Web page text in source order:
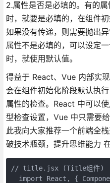
2.属性是否是必填的。有的
时，就要是必填的，在组件
如果没有传递，则需要抛出
属性不是必填的，可以设定
时，就使用默认值。
得益于 React、Vue 内部实
会在组件初始化阶段默认执
属性的检查。React 中可以
型检查设置，Vue 中只需要
此我向大家推荐一个前端全
破技术瓶颈，提升思维能力
// title.jsx (Title组件)
import React, {